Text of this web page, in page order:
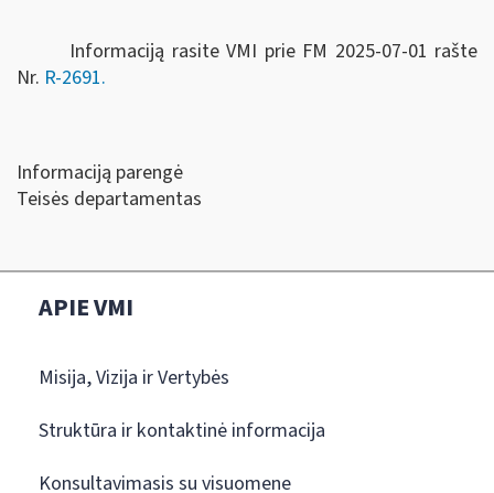
Informaciją rasite VMI prie FM 2025-07-01 rašte
Nr. R-2691.
Informaciją parengė
Teisės departamentas
APIE VMI
Misija, Vizija ir Vertybės
Struktūra ir kontaktinė informacija
Konsultavimasis su visuomene